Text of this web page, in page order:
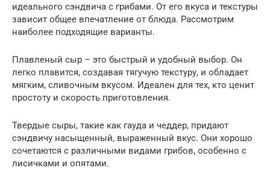
идеального сэндвича с грибами. От его вкуса и текстуры
зависит общее впечатление от блюда. Рассмотрим
наиболее подходящие варианты.
Плавленый сыр – это быстрый и удобный выбор. Он
легко плавится, создавая тягучую текстуру, и обладает
мягким, сливочным вкусом. Идеален для тех, кто ценит
простоту и скорость приготовления.
Твердые сыры, такие как гауда и чеддер, придают
сэндвичу насыщенный, выраженный вкус. Они хорошо
сочетаются с различными видами грибов, особенно с
лисичками и опятами.